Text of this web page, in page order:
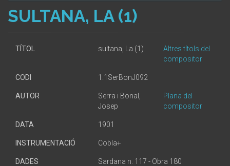
SULTANA, LA (1)
TÍTOL sultana, La (1)
Altres títols del
compositor
CODI 1.1SerBonJ092
AUTOR
Serra i Bonal,
Josep
Plana del
compositor
DATA 1901
INSTRUMENTACIÓ Cobla+
DADES
Sardana n. 117 - Obra 180